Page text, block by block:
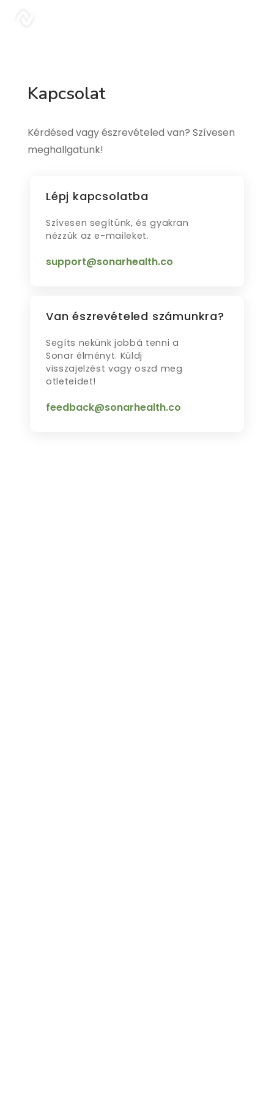
Kapcsolat
Kérdésed vagy észrevételed van? Szívesen
meghallgatunk!
Lépj kapcsolatba
Szívesen segítünk, és gyakran
nézzük az e-maileket.
support@sonarhealth.co
Van észrevételed számunkra?
Segíts nekünk jobbá tenni a
Sonar élményt. Küldj
visszajelzést vagy oszd meg
ötleteidet!
feedback@sonarhealth.co